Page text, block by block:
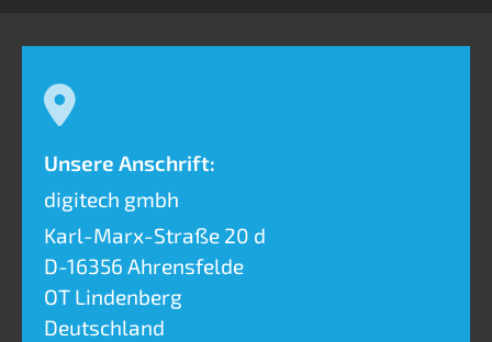
Unsere Anschrift:
digitech gmbh
Karl-Marx-Straße 20 d
D-16356 Ahrensfelde
OT Lindenberg
Deutschland